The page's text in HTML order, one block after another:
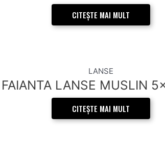
CITEȘTE MAI MULT
LANSE
FAIANTA LANSE MUSLIN
CITEȘTE MAI MULT